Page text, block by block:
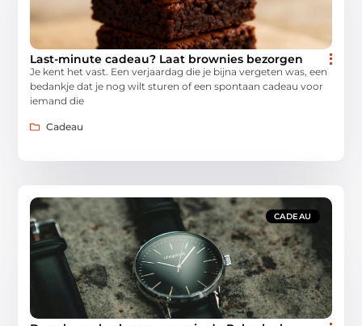
Last-minute cadeau? Laat brownies bezorgen
Je kent het vast. Een verjaardag die je bijna vergeten was, een
bedankje dat je nog wilt sturen of een spontaan cadeau voor
iemand die
Cadeau
CADEAU